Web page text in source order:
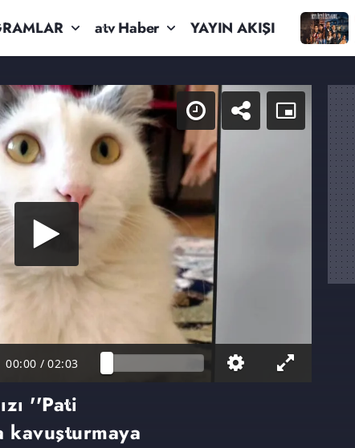
atv Haber YAYIN AKIŞI
00:00 / 02:03
''Pati
kavuşturmaya